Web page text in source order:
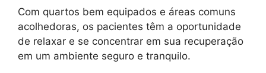
Com quartos bem equipados e áreas comuns
acolhedoras, os pacientes têm a oportunidade
de relaxar e se concentrar em sua recuperação
em um ambiente seguro e tranquilo.